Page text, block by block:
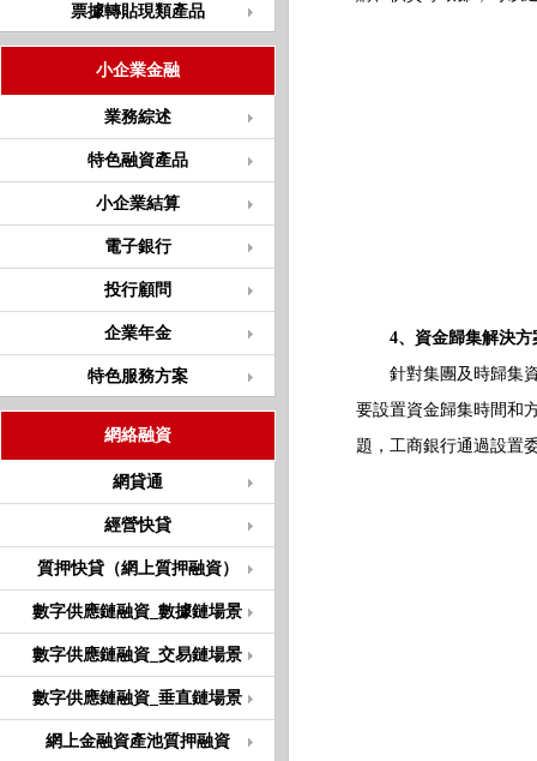
票據轉貼現類產品
小企業金融
業務綜述
特色融資產品
小企業結算
電子銀行
投行顧問
企業年金
特色服務方案
網絡融資
網貸通
經營快貸
質押快貸（網上質押融資）
數字供應鏈融資_數據鏈場景
數字供應鏈融資_交易鏈場景
數字供應鏈融資_垂直鏈場景
網上金融資產池質押融資
4、資金歸集解決方
針對集團及時歸集資
要設置資金歸集時間和
題，工商銀行通過設置